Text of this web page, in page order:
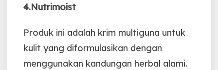
4.Nutrimoist
Produk ini adalah krim multiguna untuk
kulit yang diformulasikan dengan
menggunakan kandungan herbal alami.